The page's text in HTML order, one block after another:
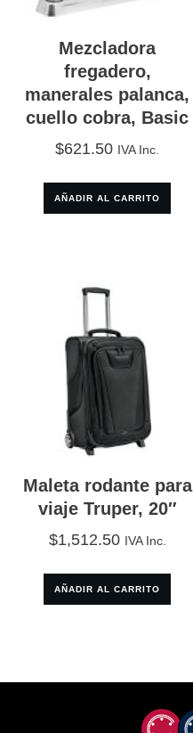
Mezcladora
fregadero,
manerales palanca,
cuello cobra, Basic
$621.50 IVA Inc.
AÑADIR AL CARRITO
Maleta rodante para
viaje Truper, 20″
$1,512.50 IVA Inc.
AÑADIR AL CARRITO